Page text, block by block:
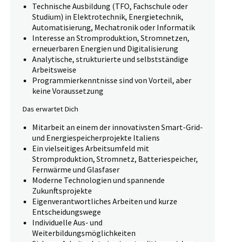
Technische Ausbildung (TFO, Fachschule oder
Studium) in Elektrotechnik, Energietechnik,
Automatisierung, Mechatronik oder Informatik
Interesse an Stromproduktion, Stromnetzen,
erneuerbaren Energien und Digitalisierung
Analytische, strukturierte und selbstständige
Arbeitsweise
Programmierkenntnisse sind von Vorteil, aber
keine Voraussetzung
Das erwartet Dich
Mitarbeit an einem der innovativsten Smart-Grid-
und Energiespeicherprojekte Italiens
Ein vielseitiges Arbeitsumfeld mit
Stromproduktion, Stromnetz, Batteriespeicher,
Fernwärme und Glasfaser
Moderne Technologien und spannende
Zukunftsprojekte
Eigenverantwortliches Arbeiten und kurze
Entscheidungswege
Individuelle Aus- und
Weiterbildungsmöglichkeiten